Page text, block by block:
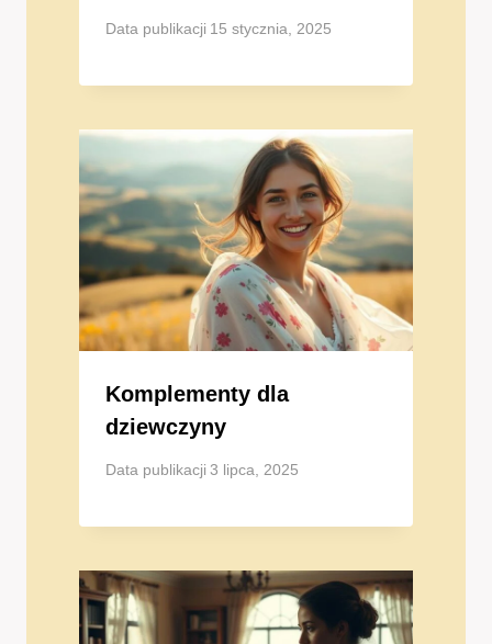
Data publikacji 15 stycznia, 2025
Komplementy dla
dziewczyny
Data publikacji 3 lipca, 2025